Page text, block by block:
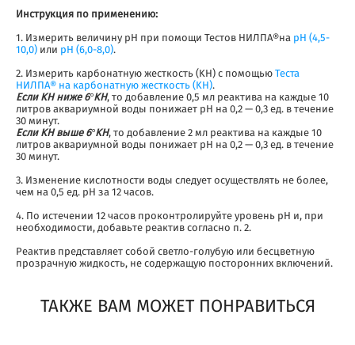
Инструкция по применению:
1. Измерить величину рН при помощи Тестов НИЛПА®на pH (4,5-
10,0) или pH (6,0-8,0).
2. Измерить карбонатную жесткость (KH) с помощью Теста
НИЛПА® на карбонатную жесткость (KH).
Если KH ниже 6°KH, то добавление 0,5 мл реактива на каждые 10
литров аквариумной воды понижает рН на 0,2 — 0,3 ед. в течение
30 минут.
Если KН выше 6°KH, то добавление 2 мл реактива на каждые 10
литров аквариумной воды понижает рН на 0,2 — 0,3 ед. в течение
30 минут.
3. Изменение кислотности воды следует осуществлять не более,
чем на 0,5 ед. pH за 12 часов.
4. По истечении 12 часов проконтролируйте уровень рН и, при
необходимости, добавьте реактив согласно п. 2.
Реактив представляет собой светло-голубую или бесцветную
прозрачную жидкость, не содержащую посторонних включений.
ТАКЖЕ ВАМ МОЖЕТ ПОНРАВИТЬСЯ